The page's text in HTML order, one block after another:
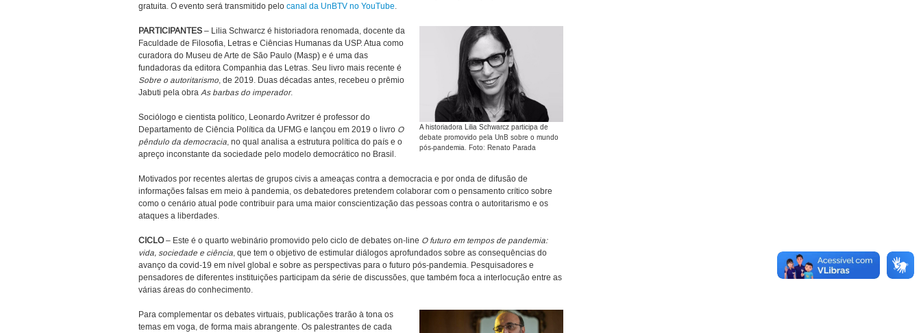
gratuita. O evento será transmitido pelo canal da UnBTV no YouTube.
A historiadora Lilia Schwarcz participa de
debate promovido pela UnB sobre o mundo
pós-pandemia. Foto: Renato Parada
PARTICIPANTES – Lilia Schwarcz é historiadora renomada, docente da
Faculdade de Filosofia, Letras e Ciências Humanas da USP. Atua como
curadora do Museu de Arte de São Paulo (Masp) e é uma das
fundadoras da editora Companhia das Letras. Seu livro mais recente é
Sobre o autoritarismo, de 2019. Duas décadas antes, recebeu o prêmio
Jabuti pela obra As barbas do imperador.
Sociólogo e cientista político, Leonardo Avritzer é professor do
Departamento de Ciência Política da UFMG e lançou em 2019 o livro O
pêndulo da democracia, no qual analisa a estrutura política do país e o
apreço inconstante da sociedade pelo modelo democrático no Brasil.
Motivados por recentes alertas de grupos civis a ameaças contra a democracia e por onda de difusão de
informações falsas em meio à pandemia, os debatedores pretendem colaborar com o pensamento crítico sobre
como o cenário atual pode contribuir para uma maior conscientização das pessoas contra o autoritarismo e os
ataques a liberdades.
CICLO– Este é o quarto webinário promovido pelo ciclo de debates on-line O futuro em tempos de pandemia:
vida, sociedade e ciência, que tem o objetivo de estimular diálogos aprofundados sobre as consequências do
avanço da covid-19 em nível global e sobre as perspectivas para o futuro pós-pandemia. Pesquisadores e
pensadores de diferentes instituições participam da série de discussões, que também foca a interlocução entre as
várias áreas do conhecimento.
Para complementar os debates virtuais, publicações trarão à tona os
temas em voga, de forma mais abrangente. Os palestrantes de cada